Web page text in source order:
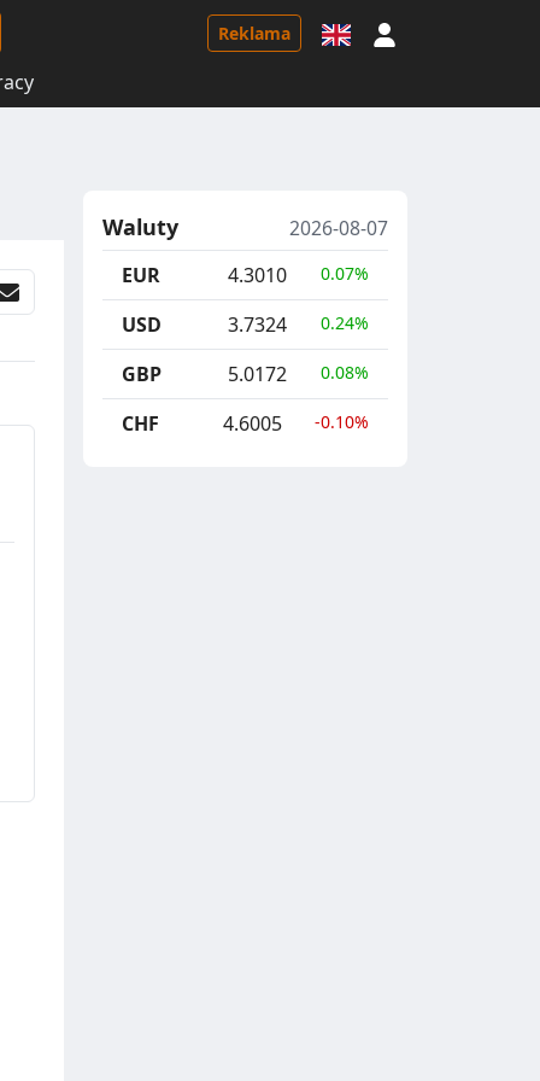
Reklama
Waluty
2026-08-07
EUR
4.3010 0.07%
USD 3.7324 0.24%
GBP 5.0172 0.08%
CHF 4.6005 -0.10%